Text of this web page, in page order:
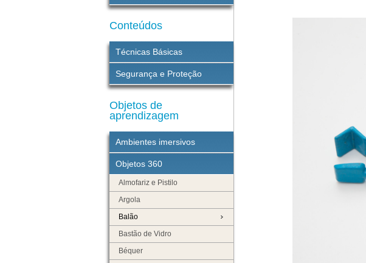
Conteúdos
Técnicas Básicas
Segurança e Proteção
Objetos de
aprendizagem
Ambientes imersivos
Objetos 360
Almofariz e Pistilo
Argola
Balão
Bastão de Vidro
Béquer